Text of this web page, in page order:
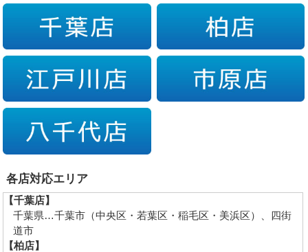
各店対応エリア
【千葉店】
千葉県…千葉市（中央区・若葉区・稲毛区・美浜区）、四街
道市
【柏店】